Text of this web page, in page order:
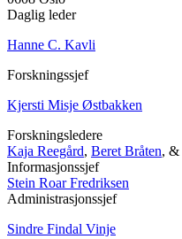
Daglig leder
Hanne C. Kavli
Forskningssjef
Kjersti Misje Østbakken
Forskningsledere
Kaja Reegård, Beret Bråten, &
Informasjonssjef
Stein Roar Fredriksen
Administrasjonssjef
Sindre Findal Vinje